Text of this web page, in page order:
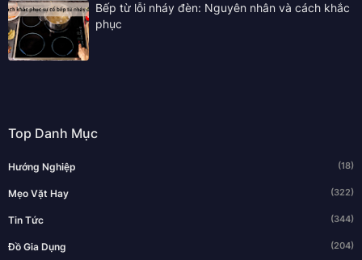
Bếp từ lỗi nháy đèn: Nguyên nhân và cách khắc
phục
Top Danh Mục
Hướng Nghiệp (18)
Mẹo Vặt Hay (322)
Tin Tức (344)
Đồ Gia Dụng (204)